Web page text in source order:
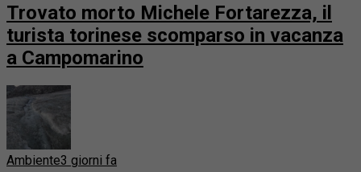
Trovato morto Michele Fortarezza, il
turista torinese scomparso in vacanza
a Campomarino
Ambiente3 giorni fa